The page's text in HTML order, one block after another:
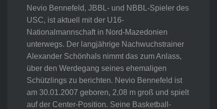
Nevio Bennefeld, JBBL- und NBBL-Spieler des
USC, ist aktuell mit der U16-
Nationalmannschaft in Nord-Mazedonien
unterwegs. Der langjährige Nachwuchstrainer
Alexander Schönhals nimmt das zum Anlass,
über den Werdegang seines ehemaligen
Schützlings zu berichten. Nevio Bennefeld ist
am 30.01.2007 geboren, 2,08 m groß und spielt
auf der Center-Position. Seine Basketball-